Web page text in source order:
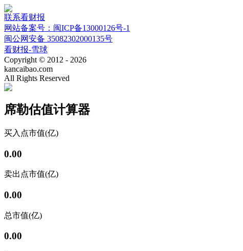
联系看财报
网站备案号：闽ICP备13000126号-1
闽公网安备 35082302000135号
看财报-雪球
Copyright © 2012 - 2026
kancaibao.com
All Rights Reserved
席勒估值计算器
买入点市值(亿)
0.00
卖出点市值(亿)
0.00
总市值(亿)
0.00